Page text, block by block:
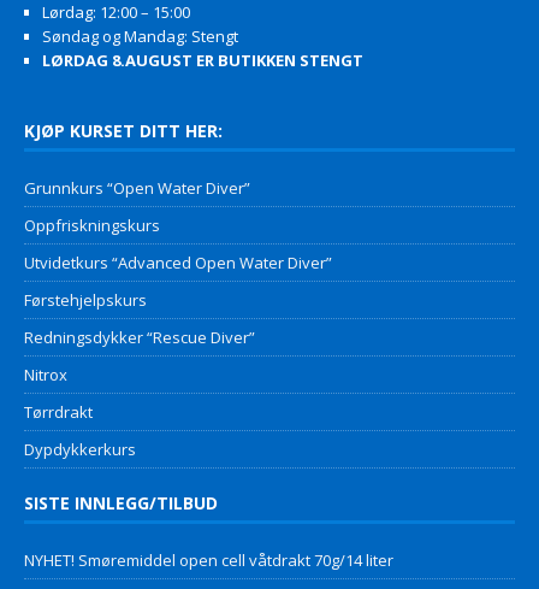
Lørdag: 12:00 – 15:00
Søndag og Mandag: Stengt
LØRDAG 8.AUGUST ER BUTIKKEN STENGT
KJØP KURSET DITT HER:
Grunnkurs “Open Water Diver”
Oppfriskningskurs
Utvidetkurs “Advanced Open Water Diver”
Førstehjelpskurs
Redningsdykker “Rescue Diver”
Nitrox
Tørrdrakt
Dypdykkerkurs
SISTE INNLEGG/TILBUD
NYHET! Smøremiddel open cell våtdrakt 70g/14 liter